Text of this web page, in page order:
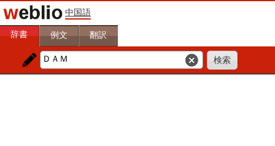
中国語
辞書 例文 翻訳